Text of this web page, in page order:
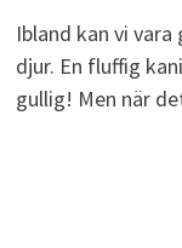
Ibland kan vi
djur. En fluffig
gullig! Men när